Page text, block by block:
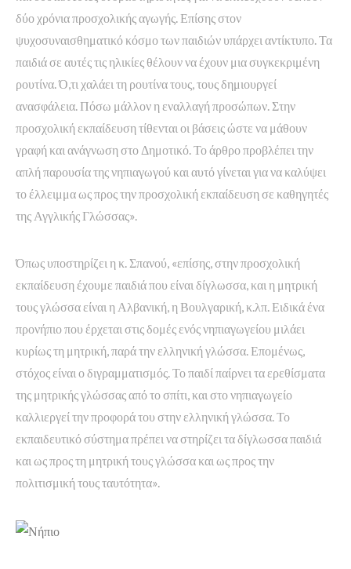
δύο χρόνια προσχολικής αγωγής. Επίσης στον
ψυχοσυναισθηματικό κόσμο των παιδιών υπάρχει αντίκτυπο. Τα
παιδιά σε αυτές τις ηλικίες θέλουν να έχουν μια συγκεκριμένη
ρουτίνα. Ό,τι χαλάει τη ρουτίνα τους, τους δημιουργεί
ανασφάλεια. Πόσω μάλλον η εναλλαγή προσώπων. Στην
προσχολική εκπαίδευση τίθενται οι βάσεις ώστε να μάθουν
γραφή και ανάγνωση στο Δημοτικό. Το άρθρο προβλέπει την
απλή παρουσία της νηπιαγωγού και αυτό γίνεται για να καλύψει
το έλλειμμα ως προς την προσχολική εκπαίδευση σε καθηγητές
της Αγγλικής Γλώσσας».
Όπως υποστηρίζει η κ. Σπανού, «επίσης, στην προσχολική
εκπαίδευση έχουμε παιδιά που είναι δίγλωσσα, και η μητρική
τους γλώσσα είναι η Αλβανική, η Βουλγαρική, κ.λπ. Ειδικά ένα
προνήπιο που έρχεται στις δομές ενός νηπιαγωγείου μιλάει
κυρίως τη μητρική, παρά την ελληνική γλώσσα. Επομένως,
στόχος είναι ο διγραμματισμός. Το παιδί παίρνει τα ερεθίσματα
της μητρικής γλώσσας από το σπίτι, και στο νηπιαγωγείο
καλλιεργεί την προφορά του στην ελληνική γλώσσα. Το
εκπαιδευτικό σύστημα πρέπει να στηρίζει τα δίγλωσσα παιδιά
και ως προς τη μητρική τους γλώσσα και ως προς την
πολιτισμική τους ταυτότητα».